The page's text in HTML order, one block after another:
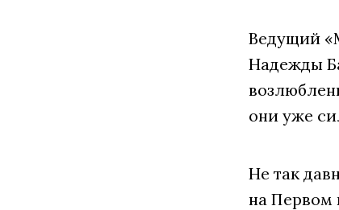
Ведущий
Надежды
они уже
Не так
на Первом